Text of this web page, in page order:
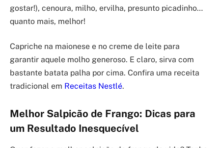
gostar!), cenoura, milho, ervilha, presunto picadinho…
quanto mais, melhor!
Capriche na maionese e no creme de leite para
garantir aquele molho generoso. E claro, sirva com
bastante batata palha por cima. Confira uma receita
tradicional em Receitas Nestlé.
Melhor Salpicão de Frango: Dicas para
um Resultado Inesquecível